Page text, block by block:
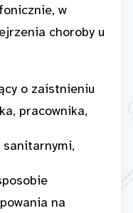
w
choroby u
o zaistnieniu
pracownika,
sanitarnymi,
na